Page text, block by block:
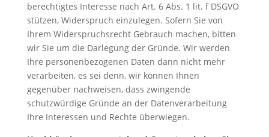
berechtigtes Interesse nach Art. 6 Abs. 1 lit. f DSGVO
stützen, Widerspruch einzulegen. Sofern Sie von
Ihrem Widerspruchsrecht Gebrauch machen, bitten
wir Sie um die Darlegung der Gründe. Wir werden
Ihre personenbezogenen Daten dann nicht mehr
verarbeiten, es sei denn, wir können Ihnen
gegenüber nachweisen, dass zwingende
schutzwürdige Gründe an der Datenverarbeitung
Ihre Interessen und Rechte überwiegen.